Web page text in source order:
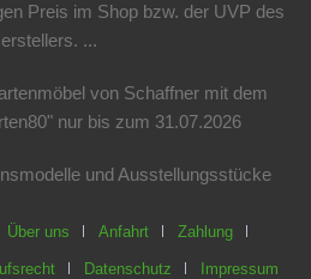
Preis im Shop bzw. der UVP des
...
von Schaffner mit dem
nur bis zum 31.07.2026
und Ausstellungsstücke
Über uns Anfahrt Zahlung
Datenschutz Impressum